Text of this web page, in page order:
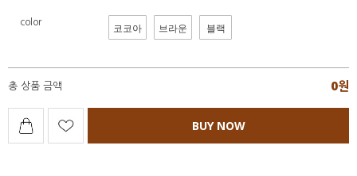
color 코코아 브라운 블랙
총 상품 금액 0원
BUY NOW